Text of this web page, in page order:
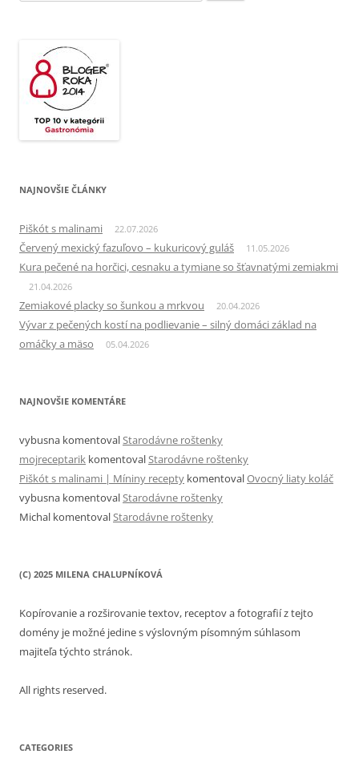
NAJNOVŠIE ČLÁNKY
Piškót s malinami 22.07.2026
Červený mexický fazuľovo – kukuricový guláš 11.05.2026
Kura pečené na horčici, cesnaku a tymiane so šťavnatými zemiakmi
21.04.2026
Zemiakové placky so šunkou a mrkvou 20.04.2026
Vývar z pečených kostí na podlievanie – silný domáci základ na
omáčky a mäso
05.04.2026
NAJNOVŠIE KOMENTÁRE
vybusna komentovalStarodávne roštenky
mojreceptarik komentovalStarodávne roštenky
Piškót s malinami | Míniny recepty komentovalOvocný liaty koláč
vybusna komentovalStarodávne roštenky
Michal komentovalStarodávne roštenky
(C) 2025 MILENA CHALUPNÍKOVÁ
Kopírovanie a rozširovanie textov, receptov a fotografií z tejto
domény je možné jedine s výslovným písomným súhlasom
majiteľa týchto stránok.
All rights reserved.
CATEGORIES